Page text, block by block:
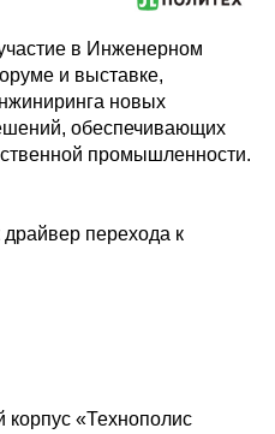
в Инженерном
и выставке,
новых
обеспечивающих
промышленности.
перехода к
корпус «Технополис